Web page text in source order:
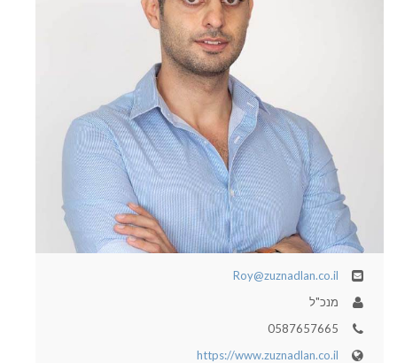
Roy@zuznadlan.co.il
מנכ"ל
0587657665
https://www.zuznadlan.co.il